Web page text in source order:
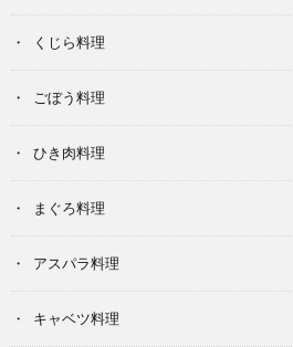
くじら料理
ごぼう料理
ひき肉料理
まぐろ料理
アスパラ料理
キャベツ料理